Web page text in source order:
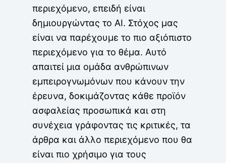
περιεχόμενο, επειδή είναι
δημιουργώντας το AI. Στόχος μας
είναι να παρέχουμε το πιο αξιόπιστο
περιεχόμενο για το θέμα. Αυτό
απαιτεί μια ομάδα ανθρώπινων
εμπειρογνωμόνων που κάνουν την
έρευνα, δοκιμάζοντας κάθε προϊόν
ασφαλείας προσωπικά και στη
συνέχεια γράφοντας τις κριτικές, τα
άρθρα και άλλο περιεχόμενο που θα
είναι πιο χρήσιμο για τους